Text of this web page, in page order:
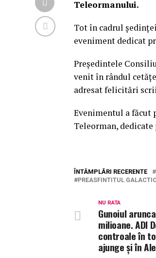
Teleormanului.
Tot în cadrul
eveniment dedicat
Președintele
venit în rândul
adresat felicitări
Evenimentul a
Teleorman,
ÎNTÂMPLĂRI RECERENTE
PREASFINTITUL
NU RATA
Gunoiul
milioane. ADI
controale în
ajunge și în